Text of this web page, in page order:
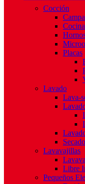
Cocción
Placas
Lavado
Lava-
Lavavajillas
Libre
Pequeños